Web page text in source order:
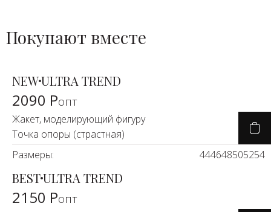
Покупают вместе
NEWULTRA TREND
2090 Ропт
Жакет, моделирующий фигуру
Точка опоры (страстная)
Размеры:
444648505254
BESTULTRA TREND
2150 Ропт